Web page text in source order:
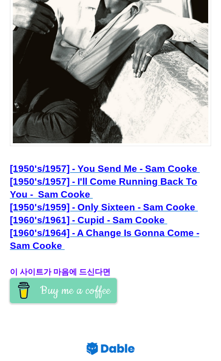
[1950's/1957] - You Send Me - Sam Cooke
[1950's/1957] - I'll Come Running Back To
You - Sam Cooke
[1950's/1959] - Only Sixteen - Sam Cooke
[1960's/1961] - Cupid - Sam Cooke
[1960's/1964] - A Change Is Gonna Come -
Sam Cooke
이 사이트가 마음에 드신다면
Buy me a coffee